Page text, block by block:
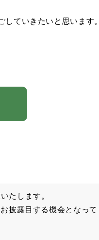
ていきたいと思います。
たします。
披露目する機会となって